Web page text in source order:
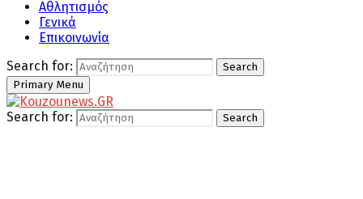
Αθλητισμός
Γενικά
Επικοινωνία
Search for:
Search
Primary Menu
Search for: Search